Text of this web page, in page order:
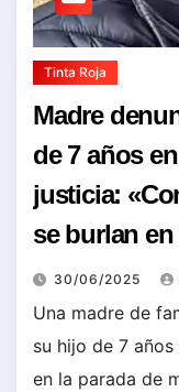
Tinta Roja
Madre
de 7 años
justicia:
se burlan en
30/06/2025
Una madre de
su hijo de 7
en la parada de